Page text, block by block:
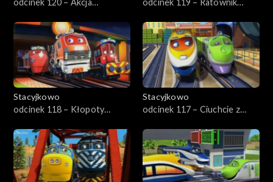
Stacyjkowo
odcinek 118 – Kłopoty
Stacyjkowo
odcinek 117 – Ciuchcie z